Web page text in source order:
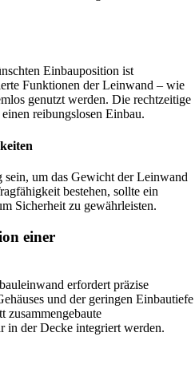
Einbauposition ist
Funktionen der Leinwand – wie
genutzt werden. Die rechtzeitige
reibungslosen Einbau.
um das Gewicht der Leinwand
bestehen, sollte ein
Sicherheit zu gewährleisten.
einer
erfordert präzise
und der geringen Einbautiefe
zusammengebaute
in der Decke integriert werden.